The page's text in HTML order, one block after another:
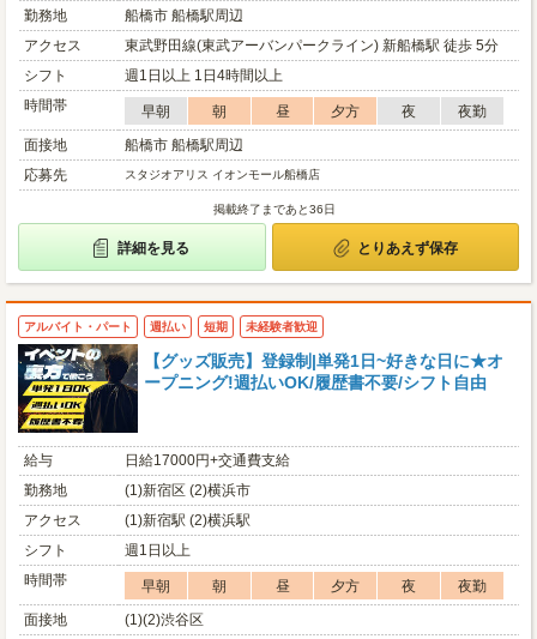
勤務地
船橋市 船橋駅周辺
アクセス
東武野田線(東武アーバンパークライン) 新船橋駅 徒歩 5分
シフト
週1日以上 1日4時間以上
時間帯
早朝 朝 昼 夕方 夜
夜勤
面接地
船橋市 船橋駅周辺
応募先
スタジオアリス イオンモール船橋店
掲載終了まであと36日
詳細を見る とりあえず保存
アルバイト・パート 週払い 短期 未経験者歓迎
【グッズ販売】登録制|単発1日~好きな日に★オ
ープニング!週払いOK/履歴書不要/シフト自由
給与
日給17000円+交通費支給
勤務地
(1)新宿区 (2)横浜市
アクセス
(1)新宿駅 (2)横浜駅
シフト
週1日以上
時間帯
早朝 朝 昼 夕方 夜
夜勤
面接地
(1)(2)渋谷区